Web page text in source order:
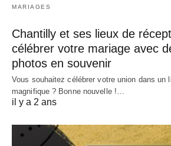
MARIAGES
Chantilly et ses lieux de
célébrer votre mariage avec
photos en souvenir
Vous souhaitez célébrer votre union dans un
magnifique ? Bonne nouvelle !…
il y a 2 ans